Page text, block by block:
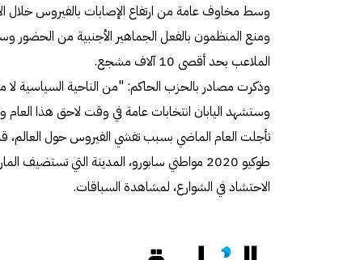
وسط مخاوف عامة من ارتفاع الإصابات بالفيروس خلال
الملاعب بحد أقصى 10 آلاف مشجع.
وذكرت مصادر بالحزب الحاكم: "من الناحية السياسية لا
وستشهد اليابان انتخابات عامة في وقت لاحق هذا العام
تأجلت العام الماضي بسبب تفشي الفيروس حول
طوكيو 2020 مواطني سابورو، المدينة التي
الاحتشاد في الشوارع، لمشاهدة السباقات.